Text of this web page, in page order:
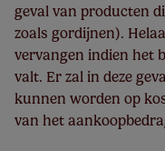
geval van producten
zoals gordijnen).
vervangen indien het
valt. Er zal in deze
kunnen worden op
van het